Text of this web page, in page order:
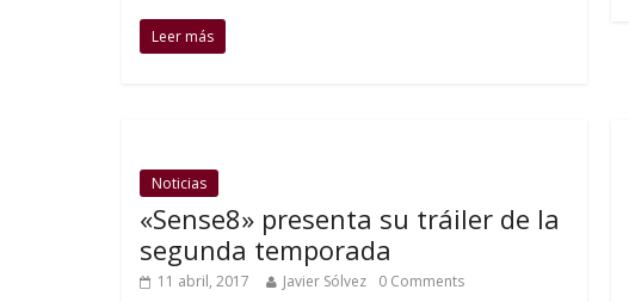
Leer más
Noticias
«Sense8» presenta su tráiler de la
segunda temporada
11 abril, 2017 Javier Sólvez 0 Comments